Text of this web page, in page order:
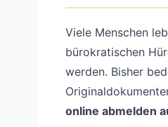
Viele Menschen
bürokratischen
werden. Bisher
online abmelden